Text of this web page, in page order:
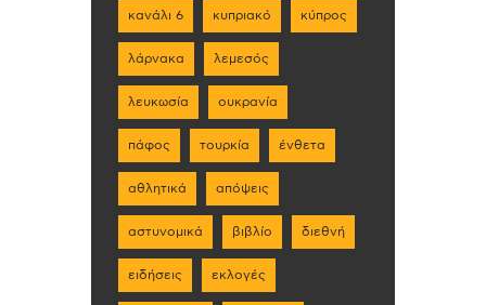
κανάλι 6 κυπριακό κύπρος
λάρνακα λεμεσός
λευκωσία ουκρανία
πάφος τουρκία ένθετα
αθλητικά απόψεις
αστυνομικά βιβλίο διεθνή
ειδήσεις εκλογές